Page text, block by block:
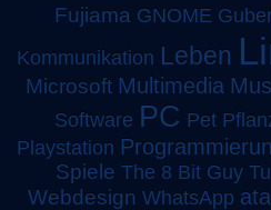
Fujiama GNOME
Kommunikation Leben
Microsoft Multimedia
Software PC Pet
Playstation
Spiele The 8 Bit Guy
Webdesign WhatsApp